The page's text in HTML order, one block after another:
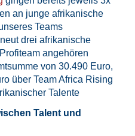
an junge afrikanische
Teams
drei afrikanische
angehören
von 30.490 Euro,
über Team Africa Rising
Talente
Talent und